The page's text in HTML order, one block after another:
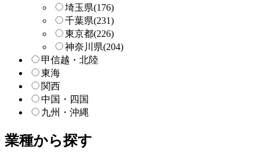
埼玉県(176)
千葉県(231)
東京都(226)
神奈川県(204)
甲信越・北陸
東海
関西
中国・四国
九州・沖縄
業種から探す